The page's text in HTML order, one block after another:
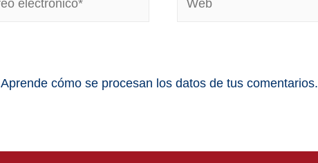
Aprende cómo se procesan los datos de tus comentarios.